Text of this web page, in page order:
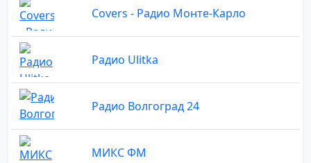
Covers - Радио Монте-Карло
Радио Ulitka
Радио Волгоград 24
МИКС ФМ